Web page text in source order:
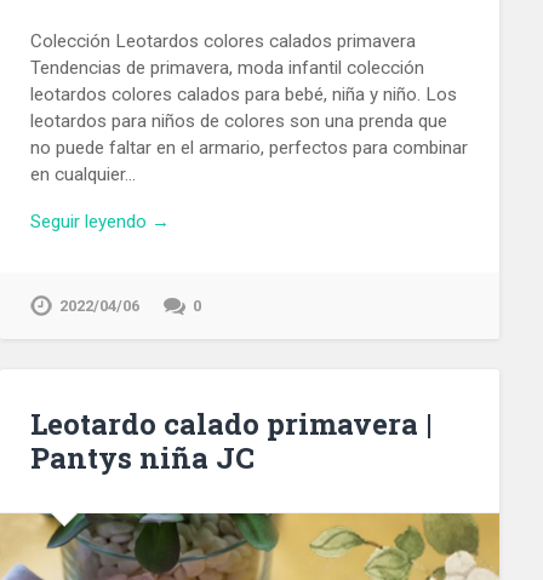
Colección Leotardos colores calados primavera
Tendencias de primavera, moda infantil colección
leotardos colores calados para bebé, niña y niño. Los
leotardos para niños de colores son una prenda que
no puede faltar en el armario, perfectos para combinar
en cualquier…
Seguir leyendo →
2022/04/06 0
Leotardo calado primavera |
Pantys niña JC